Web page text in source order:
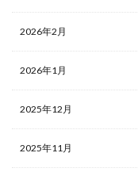
2026年2月
2026年1月
2025年12月
2025年11月